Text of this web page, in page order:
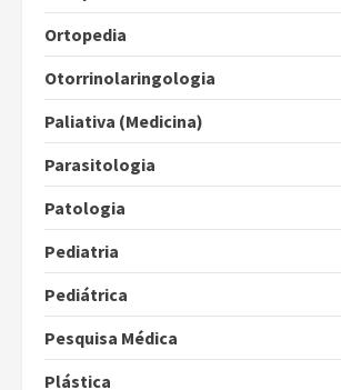
Ortopedia
Otorrinolaringologia
Paliativa (Medicina)
Parasitologia
Patologia
Pediatria
Pediátrica
Pesquisa Médica
Plástica